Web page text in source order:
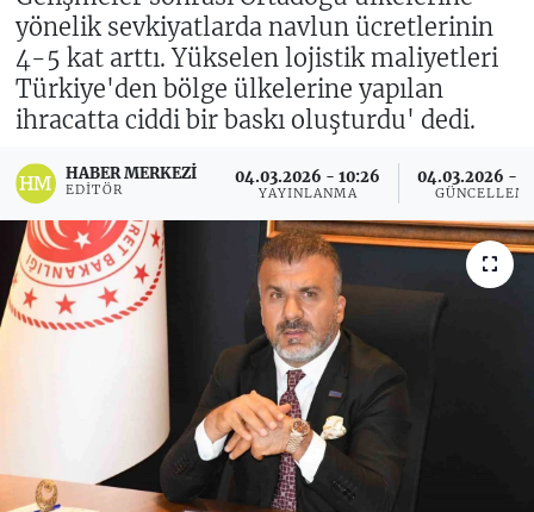
yönelik sevkiyatlarda navlun ücretlerinin
4-5 kat arttı. Yükselen lojistik maliyetleri
Türkiye'den bölge ülkelerine yapılan
ihracatta ciddi bir baskı oluşturdu' dedi.
HABER MERKEZI
EDITÖR
04.03.2026 - 10:26
YAYINLANMA
04.03.2026 -